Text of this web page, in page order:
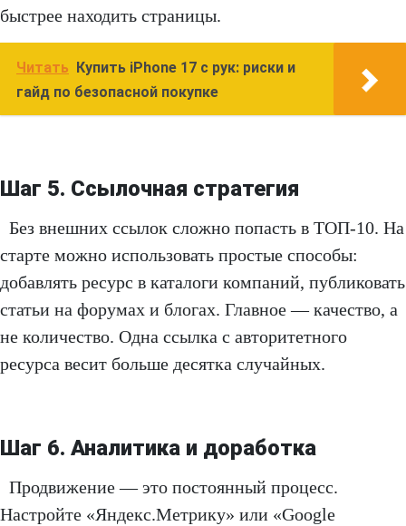
быстрее находить страницы.
Читать
Купить iPhone 17 с рук: риски и
гайд по безопасной покупке
Шаг 5. Ссылочная стратегия
Без внешних ссылок сложно попасть в ТОП-10. На
старте можно использовать простые способы:
добавлять ресурс в каталоги компаний, публиковать
статьи на форумах и блогах. Главное — качество, а
не количество. Одна ссылка с авторитетного
ресурса весит больше десятка случайных.
Шаг 6. Аналитика и доработка
Продвижение — это постоянный процесс.
Настройте «Яндекс.Метрику» или «Google